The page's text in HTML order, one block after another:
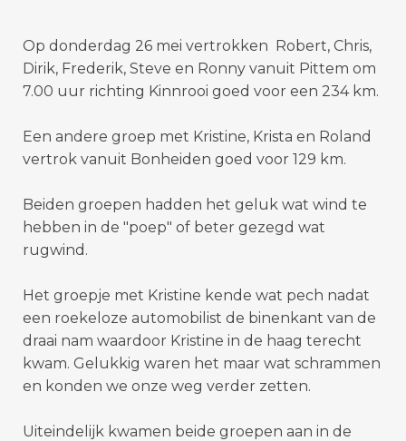
Op donderdag 26 mei vertrokken Robert, Chris,
Dirik, Frederik, Steve en Ronny vanuit Pittem om
7.00 uur richting Kinnrooi goed voor een 234 km.
Een andere groep met Kristine, Krista en Roland
vertrok vanuit Bonheiden goed voor 129 km.
Beiden groepen hadden het geluk wat wind te
hebben in de "poep" of beter gezegd wat
rugwind.
Het groepje met Kristine kende wat pech nadat
een roekeloze automobilist de binenkant van de
draai nam waardoor Kristine in de haag terecht
kwam. Gelukkig waren het maar wat schrammen
en konden we onze weg verder zetten.
Uiteindelijk kwamen beide groepen aan in de